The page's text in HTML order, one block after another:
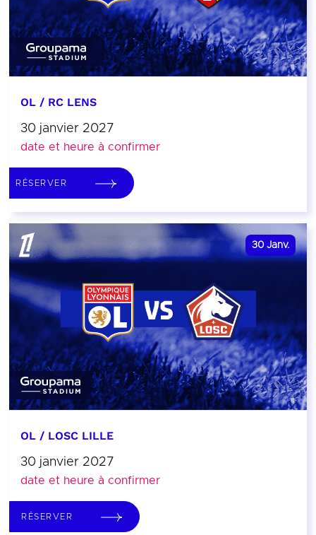
OL / RC LENS
30 janvier 2027
date et heure à confirmer
RÉSERVER
30 Janv.
OL / LOSC LILLE
30 janvier 2027
date et heure à confirmer
RÉSERVER